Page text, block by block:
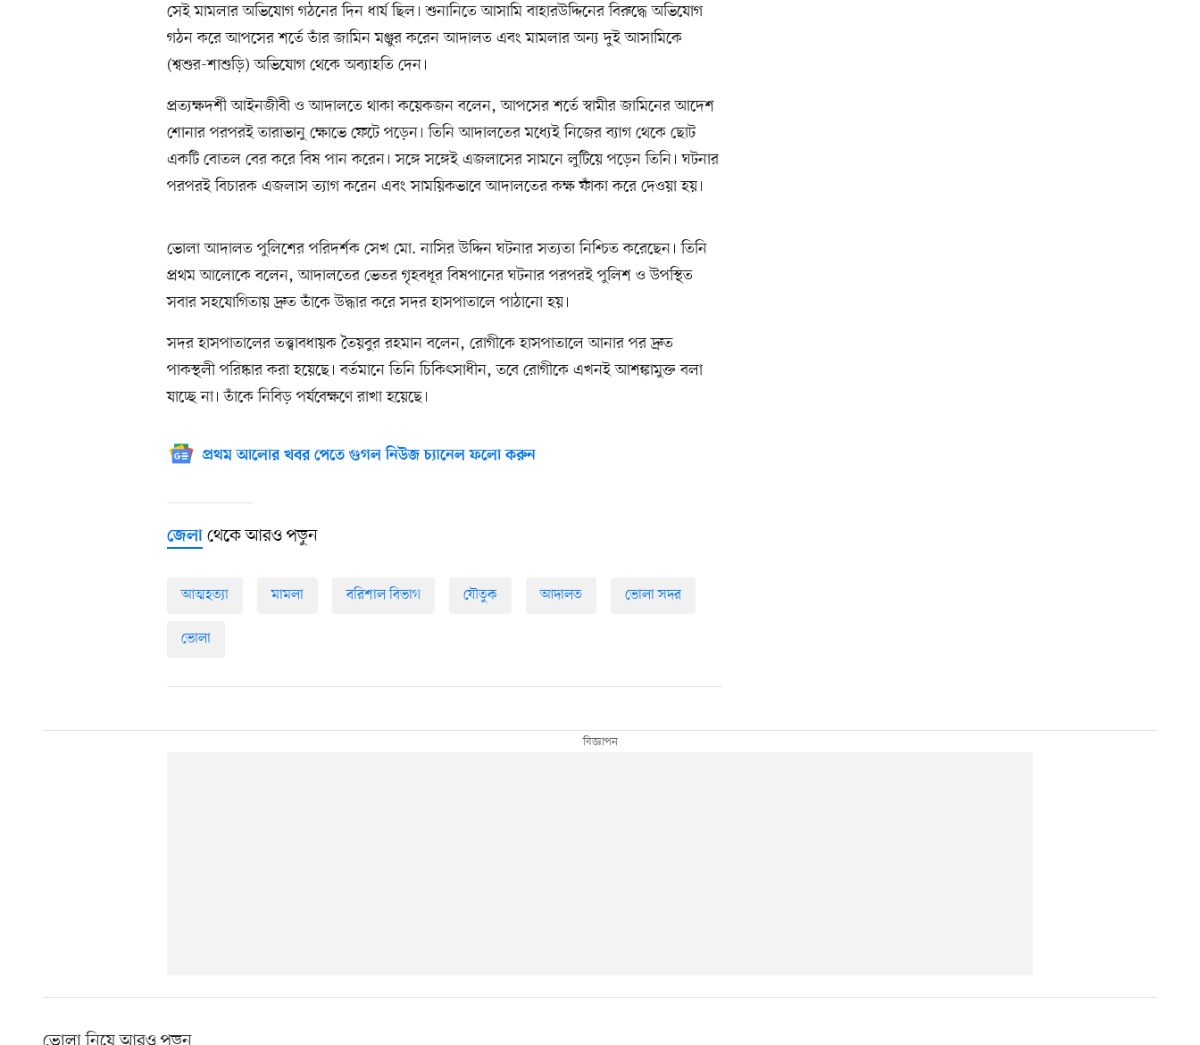
সেই মামলার অভিযোগ গঠনের দিন ধার্য ছিল। শুনানিতে আসামি বাহারউদ্দিনের বিরুদ্ধে অভিযোগ
গঠন করে আপসের শর্তে তাঁর জামিন মঞ্জুর করেন আদালত এবং মামলার অন্য দুই আসামিকে
(শ্বশুর-শাশুড়ি) অভিযোগ থেকে অব্যাহতি দেন।
প্রত্যক্ষদর্শী আইনজীবী ও আদালতে থাকা কয়েকজন বলেন, আপসের শর্তে স্বামীর জামিনের আদেশ
শোনার পরপরই তারাভানু ক্ষোভে ফেটে পড়েন। তিনি আদালতের মধ্যেই নিজের ব্যাগ থেকে ছোট
একটি বোতল বের করে বিষ পান করেন। সঙ্গে সঙ্গেই এজলাসের সামনে লুটিয়ে পড়েন তিনি। ঘটনার
পরপরই বিচারক এজলাস ত্যাগ করেন এবং সাময়িকভাবে আদালতের কক্ষ ফাঁকা করে দেওয়া হয়।
ভোলা আদালত পুলিশের পরিদর্শক সেখ মো. নাসির উদ্দিন ঘটনার সত্যতা নিশ্চিত করেছেন। তিনি
প্রথম আলোকে বলেন, আদালতের ভেতর গৃহবধূর বিষপানের ঘটনার পরপরই পুলিশ ও উপস্থিত
সবার সহযোগিতায় দ্রুত তাঁকে উদ্ধার করে সদর হাসপাতালে পাঠানো হয়।
সদর হাসপাতালের তত্ত্বাবধায়ক তৈয়বুর রহমান বলেন, রোগীকে হাসপাতালে আনার পর দ্রুত
পাকস্থলী পরিষ্কার করা হয়েছে। বর্তমানে তিনি চিকিৎসাধীন, তবে রোগীকে এখনই আশঙ্কামুক্ত বলা
যাচ্ছে না। তাঁকে নিবিড় পর্যবেক্ষণে রাখা হয়েছে।
প্রথম আলোর খবর পেতে গুগল নিউজ চ্যানেল ফলো করুন
জেলা থেকে আরও পড়ুন
আত্মহত্যা মামলা বরিশাল বিভাগ যৌতুক আদালত ভোলা সদর
ভোলা